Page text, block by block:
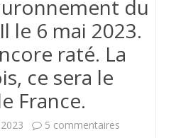
(au
moins
du
le 6 mai 2023.
raté. La
ce sera le
France.
5 commentaires